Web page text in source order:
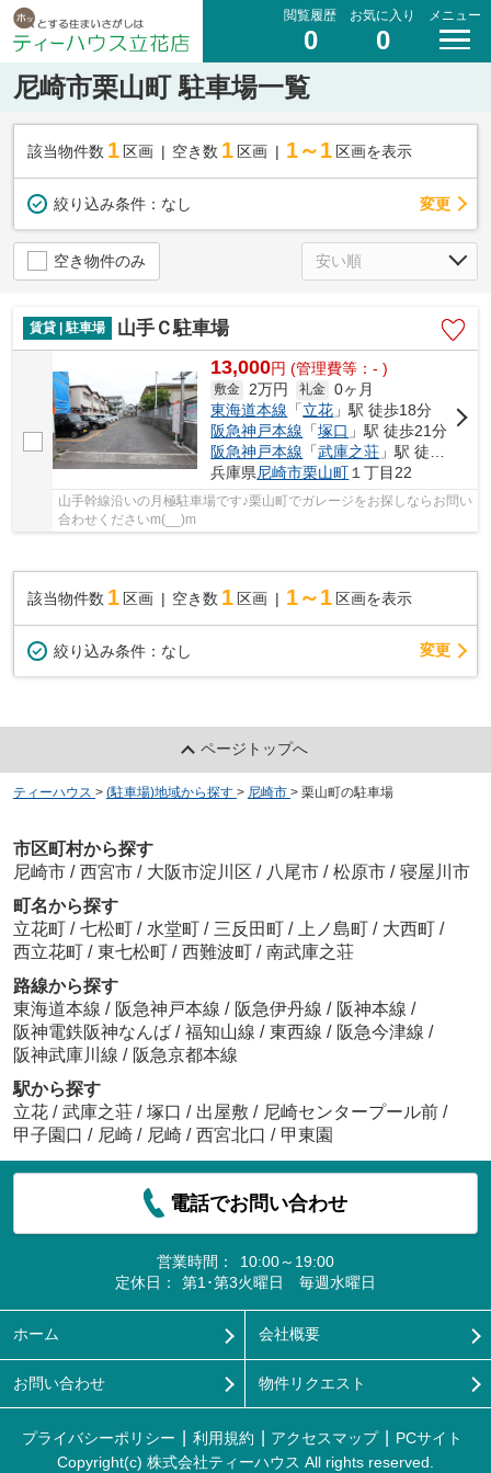
閲覧履歴
0
お気に入り
0
メニュー
尼崎市栗山町 駐車場一覧
該当物件数 1 区画 空き数 1 区画 1～1 区画を表示
絞り込み条件： なし 変更
空き物件のみ
賃貸 | 駐車場 山手Ｃ駐車場
13,000円 (管理費等：- )
敷金 2万円 礼金 0ヶ月
東海道本線 「立花 」駅 徒歩18分
阪急神戸本線 「塚口 」駅 徒歩21分
阪急神戸本線 「武庫之荘 」駅 徒歩27分
兵庫県尼崎市栗山町１丁目22
山手幹線沿いの月極駐車場です♪栗山町でガレージをお探しならお問い
合わせくださいm(__)m
該当物件数 1 区画 空き数 1 区画 1～1 区画を表示
絞り込み条件： なし 変更
ページトップへ
ティーハウス > (駐車場)地域から探す > 尼崎市 > 栗山町の駐車場
市区町村から探す
尼崎市 / 西宮市 / 大阪市淀川区 / 八尾市 / 松原市 / 寝屋川市
町名から探す
立花町 / 七松町 / 水堂町 / 三反田町 / 上ノ島町 / 大西町 /
西立花町 / 東七松町 / 西難波町 / 南武庫之荘
路線から探す
東海道本線 / 阪急神戸本線 / 阪急伊丹線 / 阪神本線 /
阪神電鉄阪神なんば / 福知山線 / 東西線 / 阪急今津線 /
阪神武庫川線 / 阪急京都本線
駅から探す
立花 / 武庫之荘 / 塚口 / 出屋敷 / 尼崎センタープール前 /
甲子園口 / 尼崎 / 尼崎 / 西宮北口 / 甲東園
電話でお問い合わせ
営業時間：
10:00～19:00
定休日：
第1･第3火曜日 毎週水曜日
ホーム 会社概要
お問い合わせ 物件リクエスト
プライバシーポリシー 利用規約 アクセスマップ
PCサイト
Copyright(c) 株式会社ティーハウス All rights reserved.